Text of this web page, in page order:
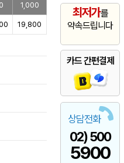
최저가를
약속드립니다
카드 간편결제
상담전화
02) 500
5900
1,000
19,800